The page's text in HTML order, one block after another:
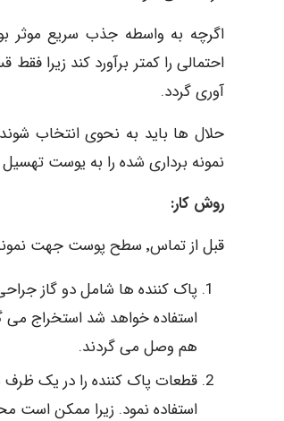
اگرچه به واسطه جذب سریع موثر
احتمالی را کمتر برآورد کند
آوری گردد.
حلال ها باید به نحوی انتخاب
نمونه برداری شده را به یوست تهسیل
روش کار:
قبل از تماس٬ سطح پوست جهت نمونه برداری باید تمیز شود.
هم وصل می گردند.
استفاده نمود. زیرا ممکن است